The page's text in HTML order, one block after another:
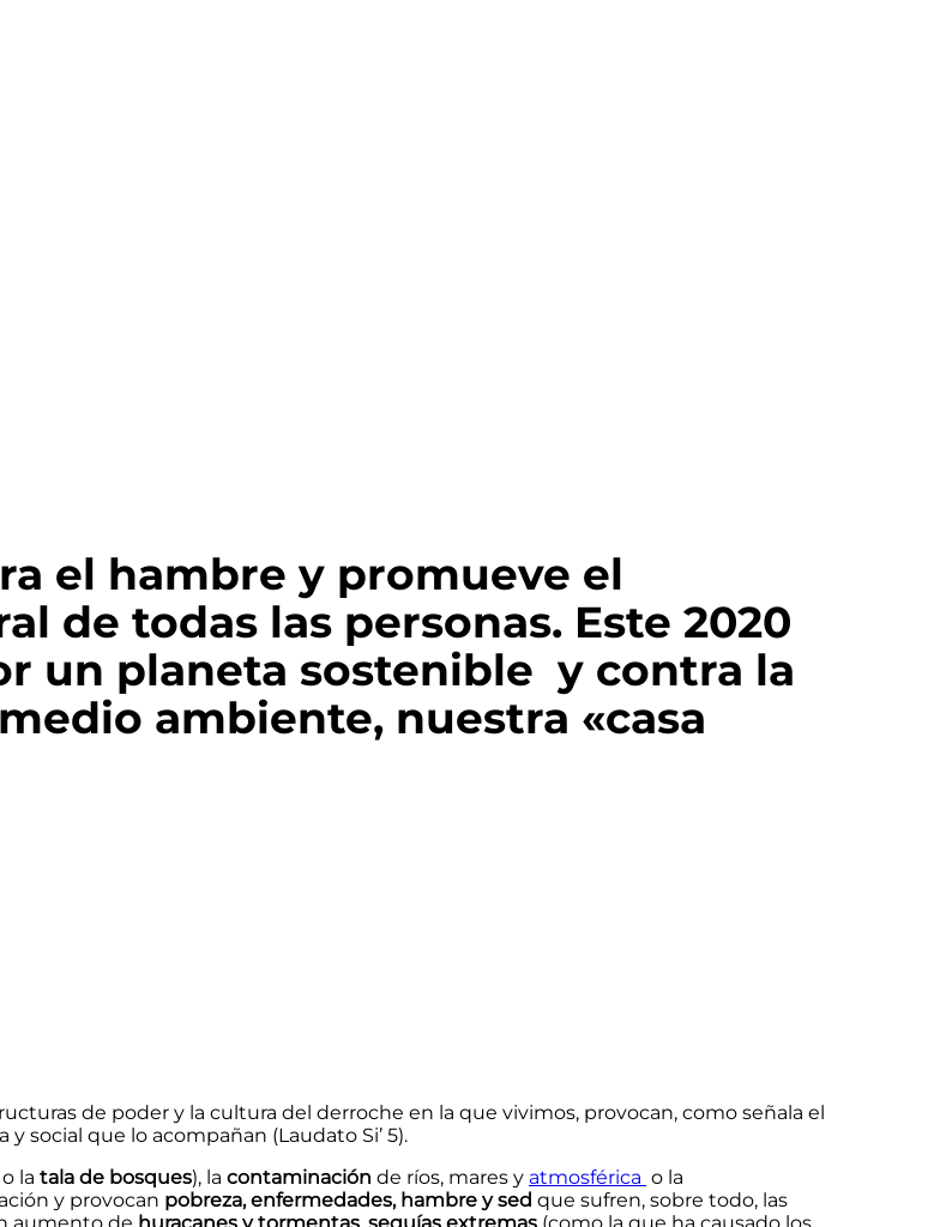
el hambre y promueve el
de todas las personas. Este 2020
un planeta sostenible y contra la
ambiente, nuestra «casa
de poder y la cultura del derroche en la que vivimos, provocan, como señala el
y social que lo acompañan (Laudato Si’ 5).
o la tala de bosques), la contaminación de ríos, mares y atmosférica o la
y provocan pobreza, enfermedades, hambre y sed que sufren, sobre todo, las